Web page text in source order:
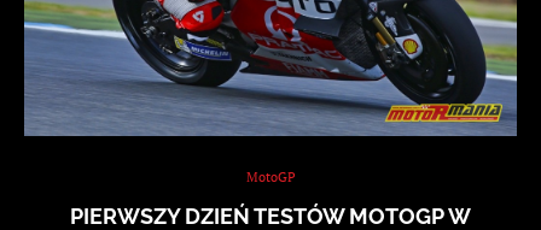
MotoGP
PIERWSZY DZIEŃ TESTÓW MOTOGP W